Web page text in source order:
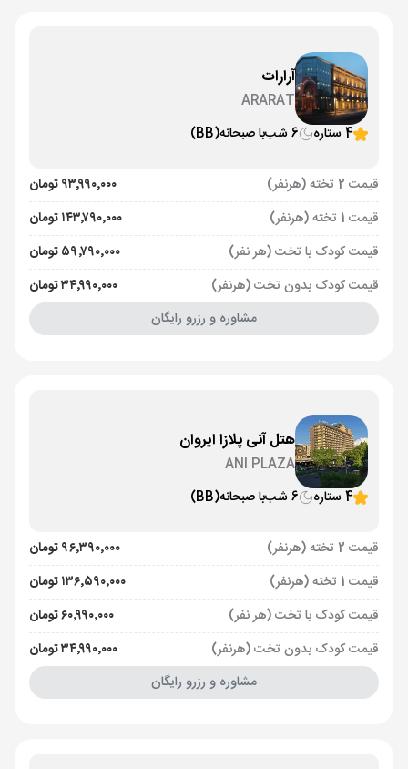
آرارات
ARARAT
4 ستاره
6 شب با صبحانه(BB)
قیمت 2 تخته (هرنفر)
۹۳٬۹۹۰٬۰۰۰ تومان
قیمت 1 تخته (هرنفر)
۱۴۳٬۷۹۰٬۰۰۰ تومان
قیمت کودک با تخت (هر نفر)
۵۹٬۷۹۰٬۰۰۰ تومان
قیمت کودک بدون تخت (هرنفر)
۳۴٬۹۹۰٬۰۰۰ تومان
مشاوره و رزرو رایگان
هتل آنی پلازا ایروان
ANI PLAZA
4 ستاره
6 شب با صبحانه(BB)
قیمت 2 تخته (هرنفر)
۹۶٬۳۹۰٬۰۰۰ تومان
قیمت 1 تخته (هرنفر)
۱۳۶٬۵۹۰٬۰۰۰ تومان
قیمت کودک با تخت (هر نفر)
۶۰٬۹۹۰٬۰۰۰ تومان
قیمت کودک بدون تخت (هرنفر)
۳۴٬۹۹۰٬۰۰۰ تومان
مشاوره و رزرو رایگان